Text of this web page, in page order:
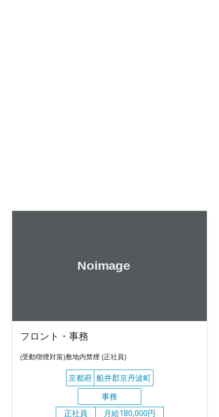
フロント・事務
(受動喫煙対策)敷地内禁煙 (正社員)
京都府 船井郡京丹波町
事務
正社員
月給180,000円